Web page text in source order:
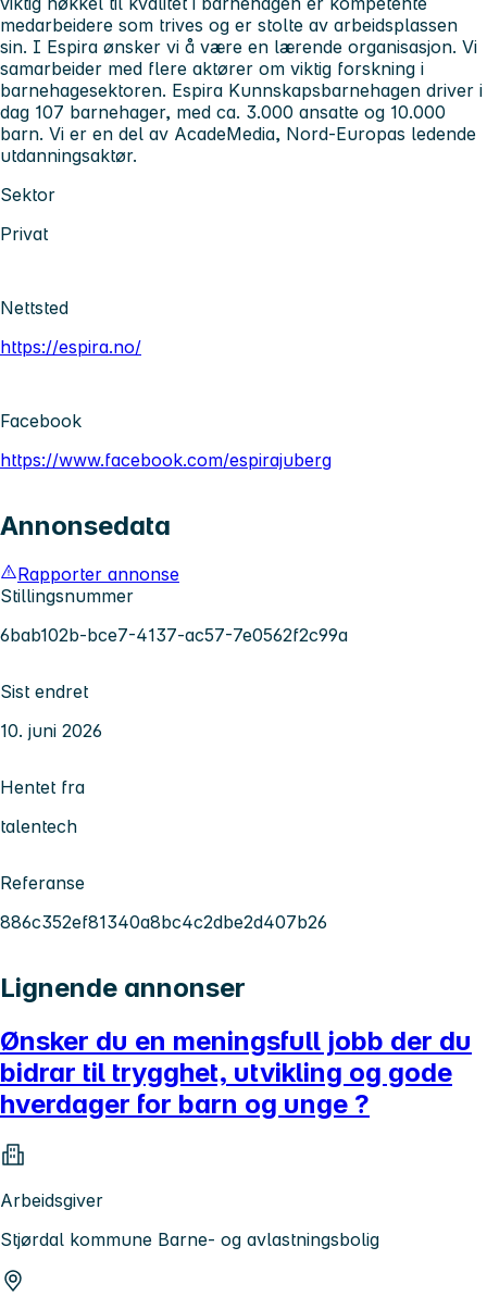
medarbeidere som trives og er stolte av arbeidsplassen
sin. I Espira ønsker vi å være en lærende organisasjon. Vi
samarbeider med flere aktører om viktig forskning i
barnehagesektoren. Espira Kunnskapsbarnehagen driver i
dag 107 barnehager, med ca. 3.000 ansatte og 10.000
barn. Vi er en del av AcadeMedia, Nord-Europas ledende
utdanningsaktør.
Sektor
Privat
Nettsted
https://espira.no/
Facebook
https://www.facebook.com/espirajuberg
Annonsedata
Rapporter annonse
Stillingsnummer
6bab102b-bce7-4137-ac57-7e0562f2c99a
Sist endret
10. juni 2026
Hentet fra
talentech
Referanse
886c352ef81340a8bc4c2dbe2d407b26
Lignende annonser
Ønsker du en meningsfull jobb der du
bidrar til trygghet, utvikling og gode
hverdager for barn og unge ?
Arbeidsgiver
Stjørdal kommune Barne- og avlastningsbolig